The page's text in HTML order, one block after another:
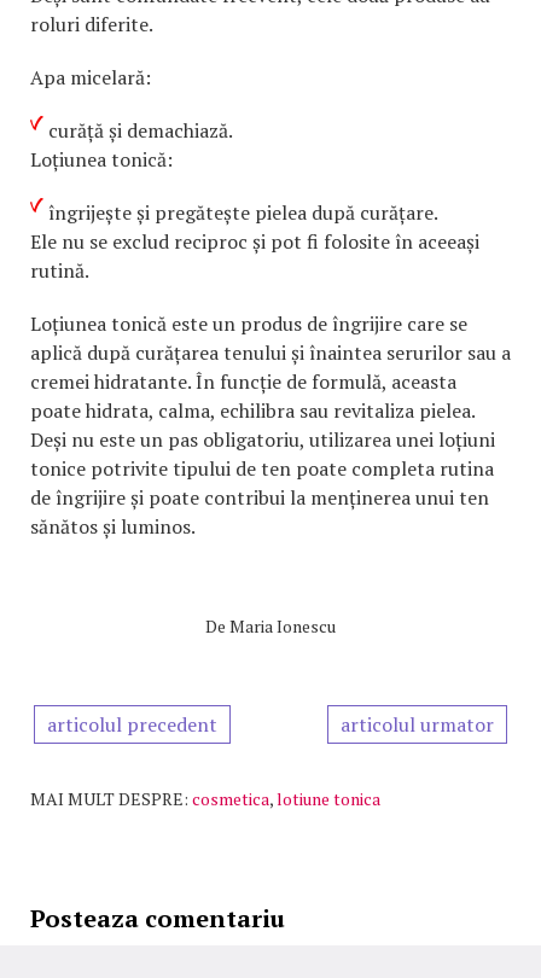
roluri diferite.
Apa micelară:
curăță și demachiază.
Loțiunea tonică:
îngrijește și pregătește pielea după curățare.
Ele nu se exclud reciproc și pot fi folosite în aceeași
rutină.
Loțiunea tonică este un produs de îngrijire care se
aplică după curățarea tenului și înaintea serurilor sau a
cremei hidratante. În funcție de formulă, aceasta
poate hidrata, calma, echilibra sau revitaliza pielea.
Deși nu este un pas obligatoriu, utilizarea unei loțiuni
tonice potrivite tipului de ten poate completa rutina
de îngrijire și poate contribui la menținerea unui ten
sănătos și luminos.
De Maria Ionescu
articolul precedent articolul urmator
MAI MULT DESPRE: cosmetica,lotiune tonica
Posteaza comentariu